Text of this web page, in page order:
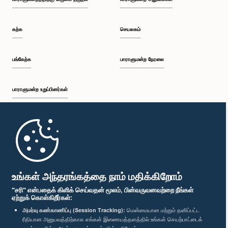
உங்கள் அந்தரங்கத்தை நாம் மதிக்கிறோம்
"சரி" என்பதைக் கிளிக் செய்வதன் மூலம், பின்வருவனவற்றை நீங்கள்
ஏற்றுக் கொள்கிறீர்கள்:
அமர்வு கண்காணிப்பு (Session Tracking): மென்மையான மற்றும் தனிப்பட்ட
ரீதியான அனுபவத்திற்காக எங்கள் இணையத்தளத்தில் உங்கள் செயற்பாட்டைக்
பி.ப. 1:57 - பி.ப. 2:10
பி.ப. 2:17 - பி.ப. 2:34
பி.ப. 2:34 - பி.ப. 2:41
கற்க
பங்கேற்க
பாராளுமன்ற உறுப்பினர்கள்
முதற்பக்கம்
செயலகம்
பாராளுமன்ற நேரலை
பாராளுமன்ற கையடக்க செயலி
எம்மை பின்தொடர்க :